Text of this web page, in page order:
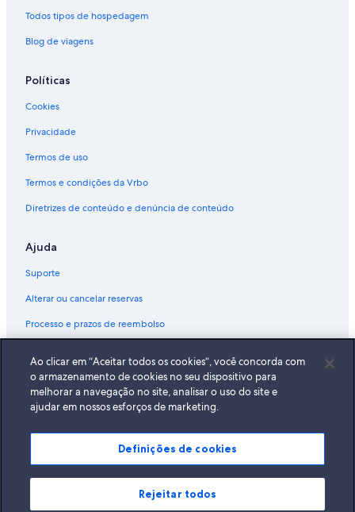
Todos tipos de hospedagem
Blog de viagens
Políticas
Cookies
Privacidade
Termos de uso
Termos e condições da Vrbo
Diretrizes de conteúdo e denúncia de conteúdo
Ajuda
Suporte
Alterar ou cancelar reservas
Processo e prazos de reembolso
Documentos para viagens internacionais
A Expedia, Inc. não se responsabiliza pelo conteúdo dos sites externos.
© 2026 Expedia, Inc., uma empresa do Expedia Group. Todos os direitos
reservados Expedia e o logotipo da Expedia são marcas registradas da
Ao clicar em “Aceitar todos os cookies”, você concorda com
o armazenamento de cookies no seu dispositivo para
melhorar a navegação no site, analisar o uso do site e
ajudar em nossos esforços de marketing.
Definições de cookies
Rejeitar todos